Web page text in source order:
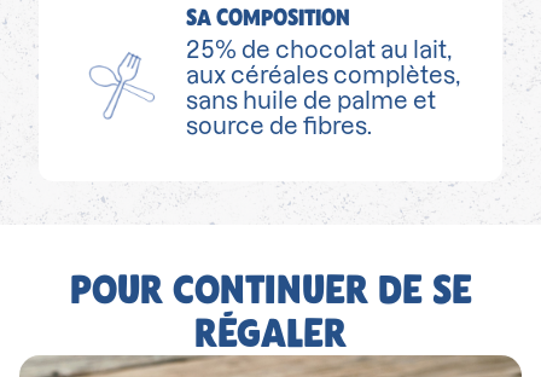
SA COMPOSITION
25% de chocolat au lait,
aux céréales complètes,
sans huile de palme et
source de fibres.
POUR CONTINUER DE SE
RÉGALER